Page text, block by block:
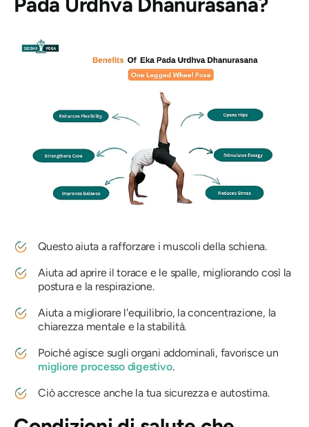
Questo aiuta a rafforzare i muscoli della schiena.
Aiuta ad aprire il torace e le spalle, migliorando così la
postura e la respirazione.
Aiuta a migliorare l'equilibrio, la concentrazione, la
chiarezza mentale e la stabilità.
Poiché agisce sugli organi addominali, favorisce un
migliore processo digestivo.
Ciò accresce anche la tua sicurezza e autostima.